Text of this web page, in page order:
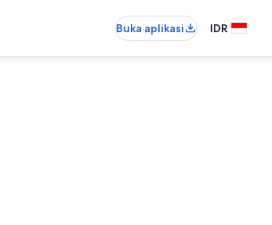
Buka aplikasi IDR